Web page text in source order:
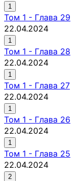
1
Том 1 - Глава 29
22.04.2024
1
Том 1 - Глава 28
22.04.2024
1
Том 1 - Глава 27
22.04.2024
1
Том 1 - Глава 26
22.04.2024
1
Том 1 - Глава 25
22.04.2024
2